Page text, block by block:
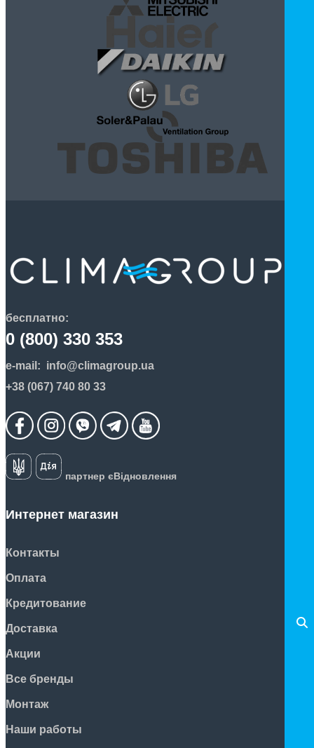
бесплатно:
0 (800) 330 353
e-mail: info@climagroup.ua
+38 (067) 740 80 33
партнер єВідновлення
Интернет магазин
Контакты
Оплата
Кредитование
Доставка
Акции
Все бренды
Монтаж
Наши работы